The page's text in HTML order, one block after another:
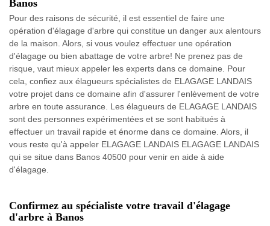
Banos
Pour des raisons de sécurité, il est essentiel de faire une
opération d'élagage d'arbre qui constitue un danger aux alentours
de la maison. Alors, si vous voulez effectuer une opération
d'élagage ou bien abattage de votre arbre! Ne prenez pas de
risque, vaut mieux appeler les experts dans ce domaine. Pour
cela, confiez aux élagueurs spécialistes de ELAGAGE LANDAIS
votre projet dans ce domaine afin d'assurer l'enlèvement de votre
arbre en toute assurance. Les élagueurs de ELAGAGE LANDAIS
sont des personnes expérimentées et se sont habitués à
effectuer un travail rapide et énorme dans ce domaine. Alors, il
vous reste qu'à appeler ELAGAGE LANDAIS ELAGAGE LANDAIS
qui se situe dans Banos 40500 pour venir en aide à aide
d'élagage.
Confirmez au spécialiste votre travail d'élagage
d'arbre à Banos